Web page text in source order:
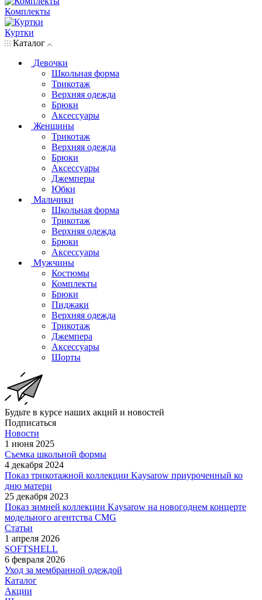
Комплекты
Куртки
Каталог
Девочки
Школьная форма
Трикотаж
Верхняя одежда
Брюки
Аксессуары
Женщины
Трикотаж
Верхняя одежда
Брюки
Аксессуары
Джемперы
Юбки
Мальчики
Школьная форма
Трикотаж
Верхняя одежда
Брюки
Аксессуары
Мужчины
Костюмы
Комплекты
Брюки
Пиджаки
Верхняя одежда
Трикотаж
Джемпера
Аксессуары
Шорты
Будьте в курсе наших акций и новостей
Подписаться
Новости
1 июня 2025
Съемка школьной формы
4 декабря 2024
Показ трикотажной коллекции Kaysarow приуроченный ко
дню матери
25 декабря 2023
Показ зимней коллекции Kaysarow на новогоднем концерте
модельного агентства CMG
Статьи
1 апреля 2026
SOFTSHELL
6 февраля 2026
Уход за мембранной одеждой
Каталог
Акции